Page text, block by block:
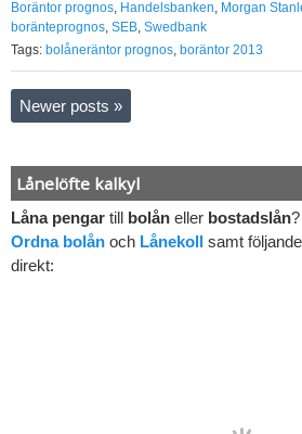
Boräntor prognos, Handelsbanken, Morgan
boränteprognos, SEB, Swedbank
Tags: bolåneräntor prognos, boräntor 2013
Newer posts »
Lånelöfte kalkyl
Låna pengar till bolån eller bostadslån
Ordna bolån och Lånekoll samt
direkt: